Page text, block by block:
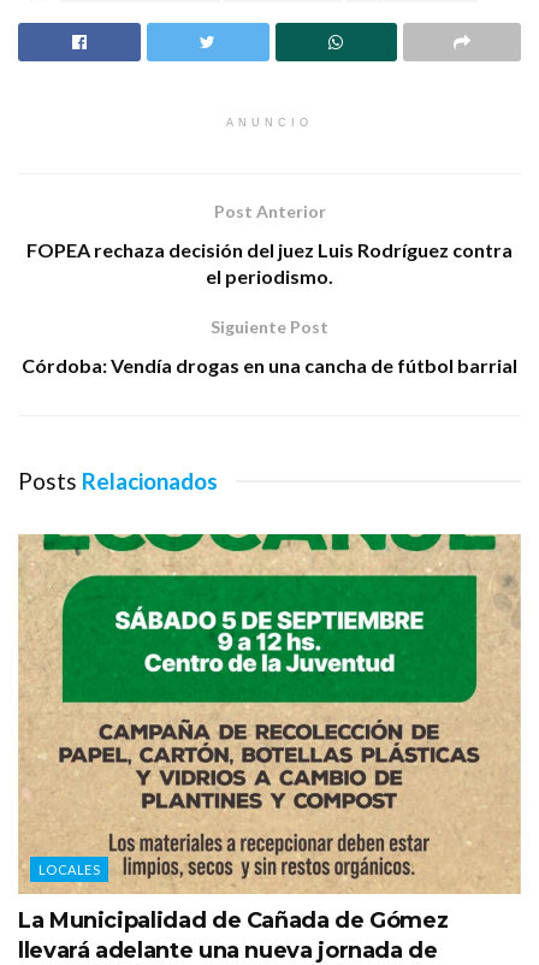
ANUNCIO
Post Anterior
FOPEA rechaza decisión del juez Luis Rodríguez contra
el periodismo.
Siguiente Post
Córdoba: Vendía drogas en una cancha de fútbol barrial
Posts Relacionados
LOCALES
La Municipalidad de Cañada de Gómez
llevará adelante una nueva jornada de